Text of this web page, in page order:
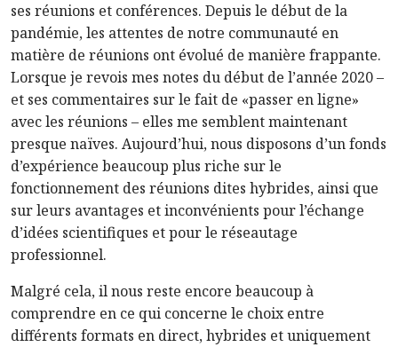
ses réunions et conférences. Depuis le début de la
pandémie, les attentes de notre communauté en
matière de réunions ont évolué de manière frappante.
Lorsque je revois mes notes du début de l’année 2020 –
et ses commentaires sur le fait de «passer en ligne»
avec les réunions – elles me semblent maintenant
presque naïves. Aujourd’hui, nous disposons d’un fonds
d’expérience beaucoup plus riche sur le
fonctionnement des réunions dites hybrides, ainsi que
sur leurs avantages et inconvénients pour l’échange
d’idées scientifiques et pour le réseautage
professionnel.
Malgré cela, il nous reste encore beaucoup à
comprendre en ce qui concerne le choix entre
différents formats en direct, hybrides et uniquement